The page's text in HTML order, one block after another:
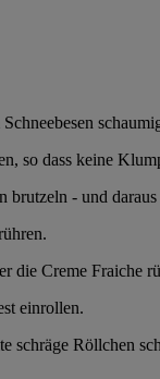
so dass keine
brutzeln - und
die Creme Fraiche
einrollen.
schräge Röllchen